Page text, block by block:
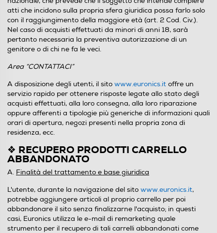
atti che incidono sulla propria sfera giuridica possa farlo solo
con il raggiungimento della maggiore età (art. 2 Cod. Civ.).
Nel caso di acquisti effettuati da minori di anni 18, sarà
pertanto necessaria la preventiva autorizzazione di un
genitore o di chi ne fa le veci.
Area “CONTATTACI”
A disposizione degli utenti, il sito www.euronics.it offre un
servizio rapido per ottenere risposte legate allo stato degli
acquisti effettuati, alla loro consegna, alla loro riparazione
oppure afferenti a tipologie più generiche di informazioni quali
orari di apertura, negozi presenti nella propria zona di
residenza, ecc.
❖ RECUPERO PRODOTTI CARRELLO
ABBANDONATO
A. Finalità del trattamento e base giuridica
L'utente, durante la navigazione del sito www.euronics.it,
potrebbe aggiungere articoli al proprio carrello per poi
abbandonare il sito senza finalizzarne l'acquisto; in questi
casi, Euronics utilizza le e-mail di remarketing quale
strumento per il recupero di tali carrelli abbandonati come